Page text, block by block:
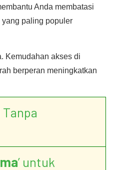
Anda membatasi
paling populer
Kemudahan akses di
berperan meningkatkan
’ untuk